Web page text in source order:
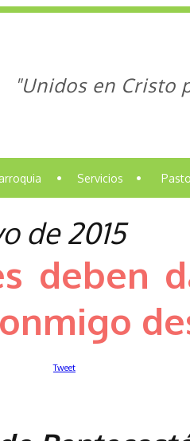
"Unidos en Cristo
• Servicios •
de 2015
deben
Tweet